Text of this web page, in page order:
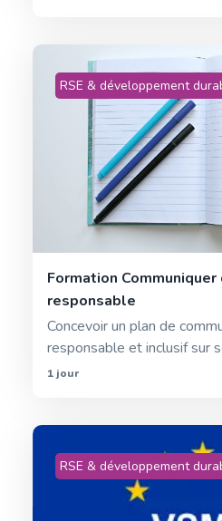
RSE & développement
Formation Communiquer
responsable
Concevoir un plan de
responsable et inclusif sur
1 jour
RSE & développement